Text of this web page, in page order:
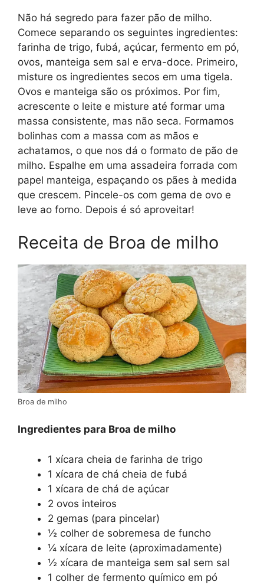
Não há segredo para fazer pão de milho.
Comece separando os seguintes ingredientes:
farinha de trigo, fubá, açúcar, fermento em pó,
ovos, manteiga sem sal e erva-doce. Primeiro,
misture os ingredientes secos em uma tigela.
Ovos e manteiga são os próximos. Por fim,
acrescente o leite e misture até formar uma
massa consistente, mas não seca. Formamos
bolinhas com a massa com as mãos e
achatamos, o que nos dá o formato de pão de
milho. Espalhe em uma assadeira forrada com
papel manteiga, espaçando os pães à medida
que crescem. Pincele-os com gema de ovo e
leve ao forno. Depois é só aproveitar!
Receita de Broa de milho
Broa de milho
Ingredientes para Broa de milho
1 xícara cheia de farinha de trigo
1 xícara de chá cheia de fubá
1 xícara de chá de açúcar
2 ovos inteiros
2 gemas (para pincelar)
½ colher de sobremesa de funcho
¼ xícara de leite (aproximadamente)
½ xícara de manteiga sem sal sem sal
1 colher de fermento químico em pó